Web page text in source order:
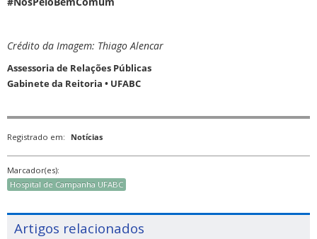
Crédito da Imagem: Thiago Alencar
Assessoria de Relações Públicas
Gabinete da Reitoria • UFABC
Registrado em: Notícias
Marcador(es):
Hospital de Campanha UFABC
Artigos relacionados